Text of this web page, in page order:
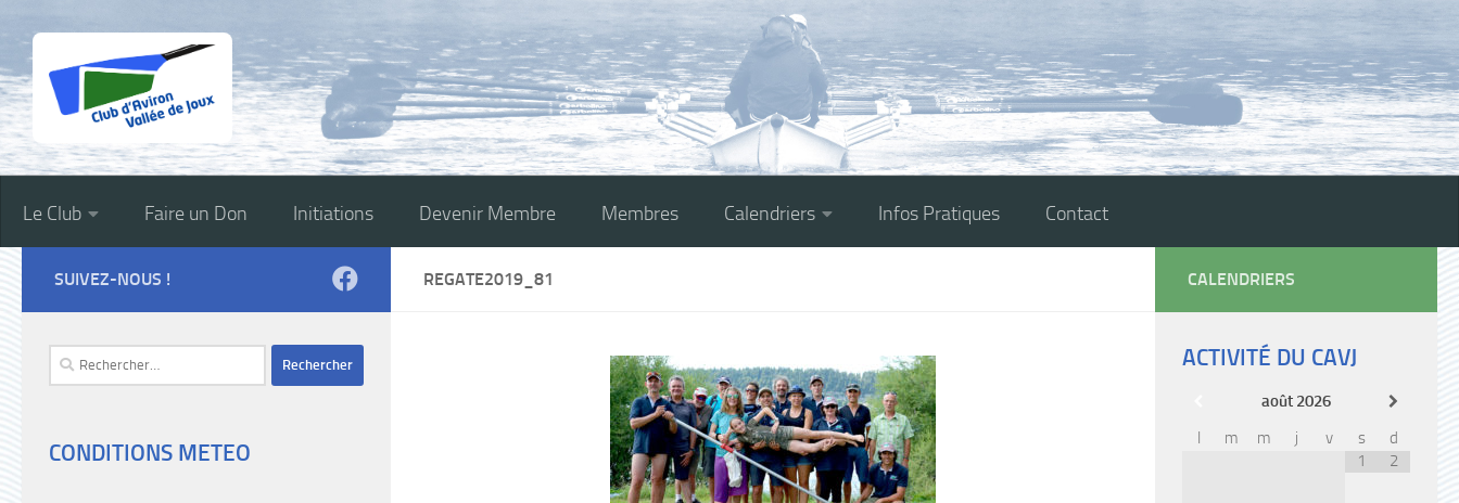
Skip to content
Le Club Faire un Don Initiations Devenir Membre Membres Calendriers Infos Pratiques Contact
REGATE2019_81
SUIVEZ-NOUS !
Rechercher :
CONDITIONS METEO
CALENDRIERS
ACTIVITÉ DU CAVJ
août 2026
l
m m j v s
d
1
2